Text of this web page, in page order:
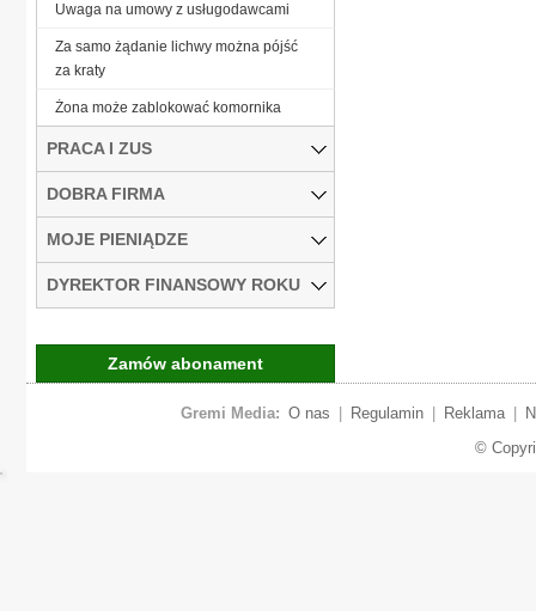
Uwaga na umowy z usługodawcami
Za samo żądanie lichwy można pójść
za kraty
Żona może zablokować komornika
PRACA I ZUS
DOBRA FIRMA
MOJE PIENIĄDZE
DYREKTOR FINANSOWY ROKU
Zamów abonament
Gremi Media: O nas Regulamin Reklama
©